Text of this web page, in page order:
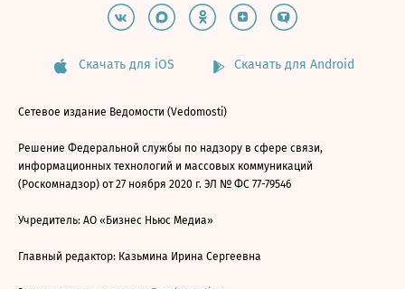
Скачать для iOS Скачать для Android
Сетевое издание Ведомости (Vedomosti)
Решение Федеральной службы по надзору в сфере связи,
информационных технологий и массовых коммуникаций
(Роскомнадзор) от 27 ноября 2020 г. ЭЛ № ФС 77-79546
Учредитель: АО «Бизнес Ньюс Медиа»
Главный редактор: Казьмина Ирина Сергеевна